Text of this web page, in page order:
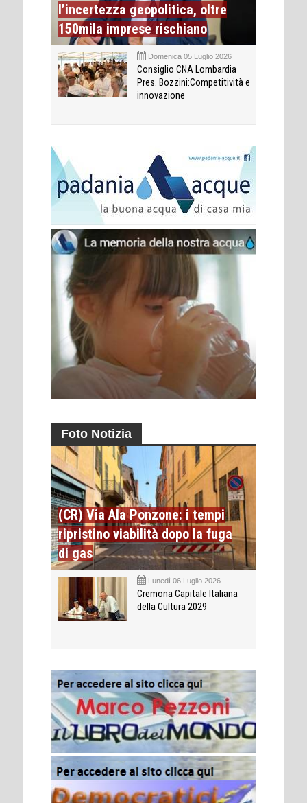
l’incertezza geopolitica, oltre
150mila imprese rischiano
Domenica 05 Luglio 2026
Consiglio CNA Lombardia
Pres. Bozzini:Competitività e
innovazione
Foto Notizia
(CR) Via Ala Ponzone: i tempi
ripristino viabilità dopo la fuga
di gas
Lunedì 06 Luglio 2026
Cremona Capitale Italiana
della Cultura 2029